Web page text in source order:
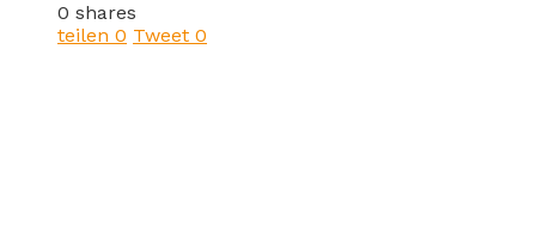
0 shares
teilen 0 Tweet 0